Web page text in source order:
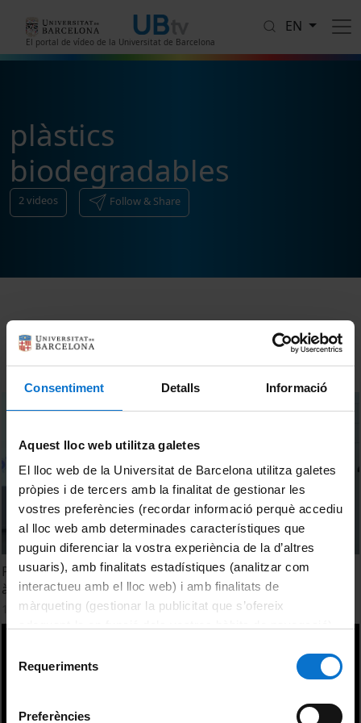
Consentiment Detalls Informació
Aquest lloc web utilitza galetes
El lloc web de la Universitat de Barcelona utilitza galetes
pròpies i de tercers amb la finalitat de gestionar les
vostres preferències (recordar informació perquè accediu
al lloc web amb determinades característiques que
puguin diferenciar la vostra experiència de la d’altres
usuaris), amb finalitats estadístiques (analitzar com
interactueu amb el lloc web) i amb finalitats de
màrqueting (gestionar la publicitat que s’ofereix
consultar laPolítica de galetes del lloc web de la
Requeriments
Preferències
El portal de vídeo de la Universitat de Barcelona
EN
plàstics
biodegradables
2videos Follow & Share
Sort
Producció de bioplàstics mitjançant corrents riques en
àcids grassos volàtils. Sergi Peña Picola
15 June, 2022